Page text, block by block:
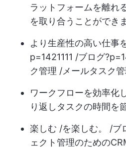
ラットフォームを離れ
を取り合うことができ
より生産性の高い仕事
p=1421111 /ブログ
ク管理 /メールタスク
ワークフローを効率化
り返しタスクの時間を
楽しむ /を楽しむ。 /
ェクト管理のための